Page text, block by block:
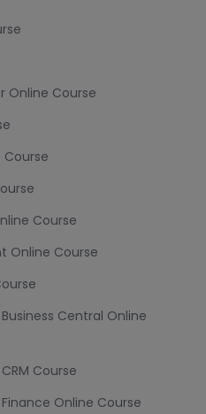
Online Course
Course
Course
Online Course
Central Online
Course
Online Course